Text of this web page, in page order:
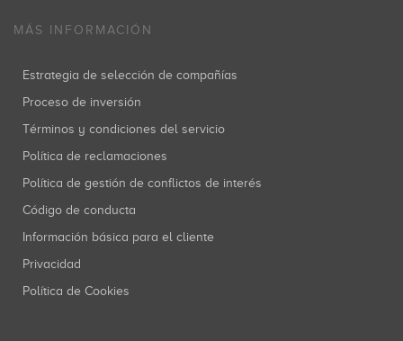
MÁS INFORMACIÓN
Estrategia de selección de compañías
Proceso de inversión
Términos y condiciones del servicio
Política de reclamaciones
Política de gestión de conflictos de interés
Código de conducta
Información básica para el cliente
Privacidad
Política de Cookies